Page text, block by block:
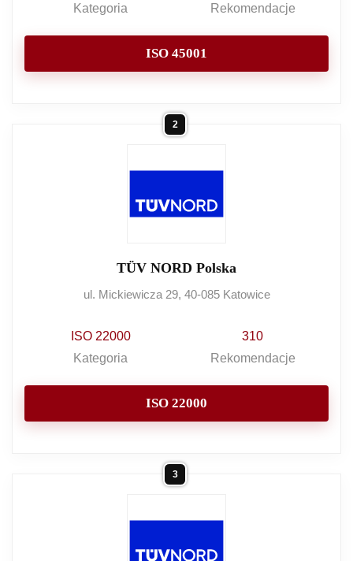
Kategoria
Rekomendacje
ISO 45001
2
TÜV NORD Polska
ul. Mickiewicza 29, 40-085 Katowice
ISO 22000
Kategoria
310
Rekomendacje
ISO 22000
3